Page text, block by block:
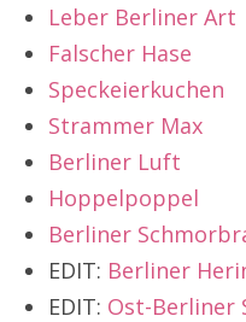
Leber Berliner Art
Falscher Hase
Speckeierkuchen
Strammer Max
Berliner Luft
Hoppelpoppel
Berliner
EDIT: Berliner
EDIT: Ost-